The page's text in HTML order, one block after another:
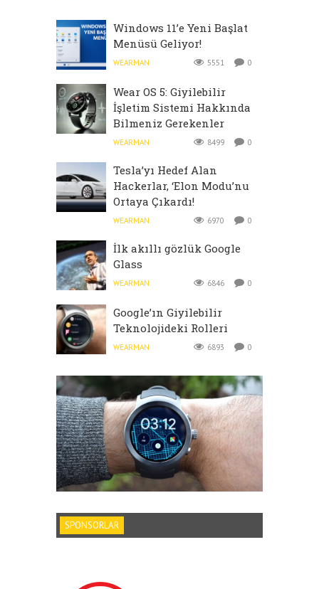
Windows 11’e Yeni Başlat
Menüsü Geliyor!
WEARMAN 5551 0
Wear OS 5: Giyilebilir
İşletim Sistemi Hakkında
Bilmeniz Gerekenler
WEARMAN 8499 0
Tesla’yı Hedef Alan
Hackerlar, ‘Elon Modu’nu
Ortaya Çıkardı!
WEARMAN 6970 0
İlk akıllı gözlük Google
Glass
WEARMAN 6846 0
Google’ın Giyilebilir
Teknolojideki Rolleri
WEARMAN 6893 0
SPONSORLAR